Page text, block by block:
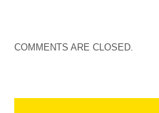
COMMENTS ARE CLOSED.